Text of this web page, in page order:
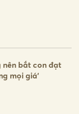
nên bắt con đạt
mọi giá'